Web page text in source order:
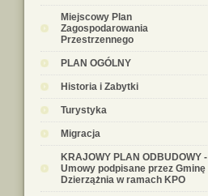
Miejscowy Plan
Zagospodarowania
Przestrzennego
PLAN OGÓLNY
Historia i Zabytki
Turystyka
Migracja
KRAJOWY PLAN ODBUDOWY -
Umowy podpisane przez Gminę
Dzierzążnia w ramach KPO